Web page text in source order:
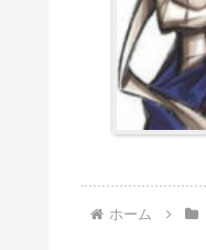
ホーム